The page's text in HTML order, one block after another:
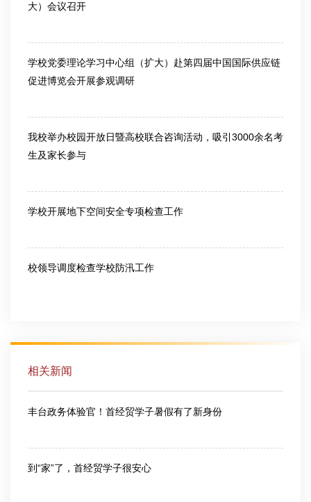
大）会议召开
学校党委理论学习中心组（扩大）赴第四届中国国际供应链
促进博览会开展参观调研
我校举办校园开放日暨高校联合咨询活动，吸引3000余名考
生及家长参与
学校开展地下空间安全专项检查工作
校领导调度检查学校防汛工作
相关新闻
丰台政务体验官！首经贸学子暑假有了新身份
到“家”了，首经贸学子很安心